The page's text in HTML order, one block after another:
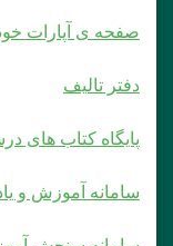
صفحه ی آپارات
دفتر تالیف
پایگاه کتاب های
سامانه آموزش و